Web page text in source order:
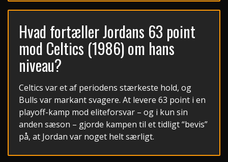
Hvad fortæller Jordans 63 point
mod Celtics (1986) om hans
niveau?
Celtics var et af periodens stærkeste hold, og
Bulls var markant svagere. At levere 63 point i en
playoff-kamp mod eliteforsvar – og i kun sin
anden sæson – gjorde kampen til et tidligt “bevis”
på, at Jordan var noget helt særligt.